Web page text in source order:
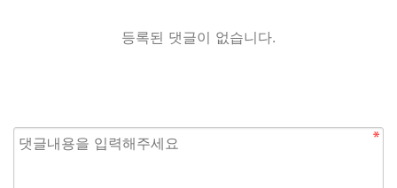
등록된 댓글이 없습니다.